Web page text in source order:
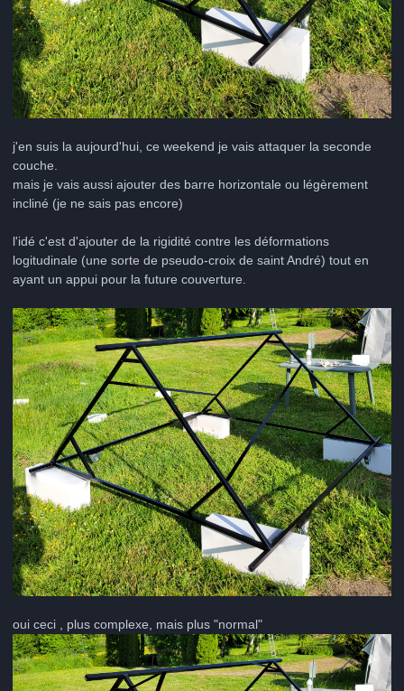
j'en suis la aujourd'hui, ce weekend je vais attaquer la seconde
couche.
mais je vais aussi ajouter des barre horizontale ou légèrement
incliné (je ne sais pas encore)
l'idé c'est d'ajouter de la rigidité contre les déformations
logitudinale (une sorte de pseudo-croix de saint André) tout en
ayant un appui pour la future couverture.
oui ceci , plus complexe, mais plus "normal"